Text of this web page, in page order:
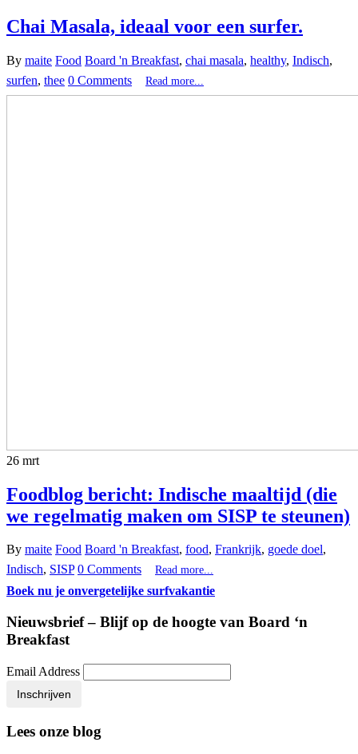
Chai Masala, ideaal voor een surfer.
By maite Food Board 'n Breakfast, chai masala, healthy, Indisch,
surfen thee 0 Comments Read more...
26 mrt
Foodblog bericht: Indische maaltijd (die
we regelmatig maken om SISP te steunen)
By maite Food Board 'n Breakfast, food, Frankrijk, goede doel,
Indisch, SISP 0 Comments Read more...
Boek nu je onvergetelijke surfvakantie
Nieuwsbrief – Blijf op de hoogte van Board ‘n
Breakfast
Email Address
Inschrijven
Lees onze blog